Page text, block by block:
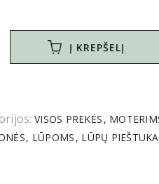
VISOS PREKĖS
LŪPOMS LŪPŲ
Į KREPŠELĮ